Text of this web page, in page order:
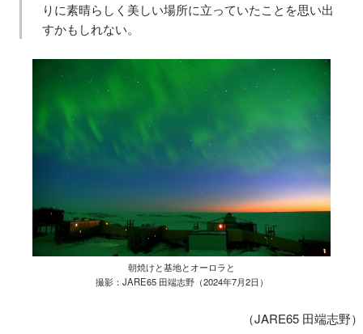
りに素晴らしく美しい場所に立っていたことを思い出
すかもしれない。
朝焼けと基地とオーロラと
撮影：JARE65 田端志野（2024年7月2日）
（JARE65 田端志野）